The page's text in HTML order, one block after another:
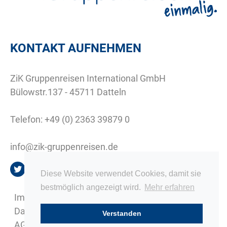
Diese Website verwendet Cookies, damit sie
bestmöglich angezeigt wird. Mehr erfahren
Verstanden
KONTAKT AUFNEHMEN
ZiK Gruppenreisen International GmbH
Bülowstr.137 - 45711 Datteln
Telefon: +49 (0) 2363 39879 0
info@zik-gruppenreisen.de
Impressum
Datenschutz